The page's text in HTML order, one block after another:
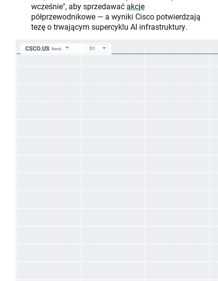
wcześnie", aby sprzedawać akcje
półprzewodnikowe — a wyniki Cisco potwierdzają
tezę o trwającym supercyklu AI infrastruktury.